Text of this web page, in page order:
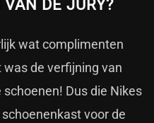
DE JURY?
wat complimenten
de verfijning van
Dus die Nikes
voor de